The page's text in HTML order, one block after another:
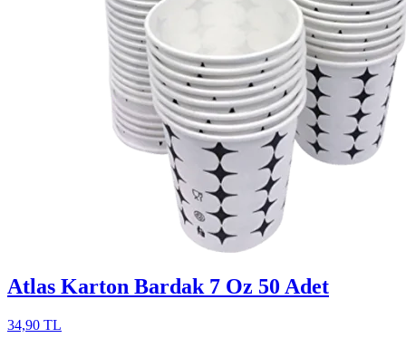
Atlas Karton Bardak 7 Oz 50 Adet
34,90 TL